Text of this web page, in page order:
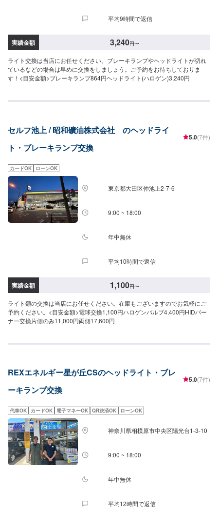
平均9時間で返信
実績金額 3,240円〜
ライト交換は当店にお任せください。ブレーキランプやヘッドライトが切れ
ているなどの場合は早めに交換をしましょう。ご予約をお待ちしておりま
す！<目安金額>ブレーキランプ864円ヘッドライト(ハロゲン)3,240円
セルフ池上 / 昭和礦油株式会社 のヘッドライ
ト・ブレーキランプ交換
5.0(7件)
カードOK ローンOK
東京都大田区仲池上2-7-6
9:00 ~ 18:00
年中無休
平均10時間で返信
実績金額 1,100円〜
ライト類の交換は当店にお任せください。在庫もございますのでお気軽にご
予約ください。<目安金額>電球交換1,100円ハロゲンバルブ4,400円HIDバー
ナー交換片側のみ11,000円両側17,600円
REXエネルギー星が丘CSのヘッドライト・ブレ
ーキランプ交換
5.0(7件)
代車OK カードOK 電子マネーOK QR決済OK ローンOK
神奈川県相模原市中央区陽光台1-3-10
9:00 ~ 18:00
年中無休
平均12時間で返信